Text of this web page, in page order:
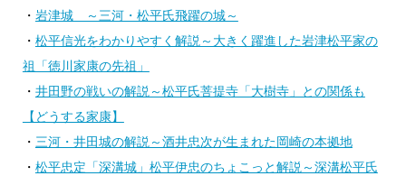
・ 岩津城 ～三河・松平氏飛躍の城～
・ 松平信光をわかりやすく解説～大きく躍進した岩津松平家の
祖「徳川家康の先祖」
・ 井田野の戦いの解説～松平氏菩提寺「大樹寺」との関係も
【どうする家康】
・ 三河・井田城の解説～酒井忠次が生まれた岡崎の本拠地
・ 松平忠定「深溝城」松平伊忠のちょこっと解説～深溝松平氏